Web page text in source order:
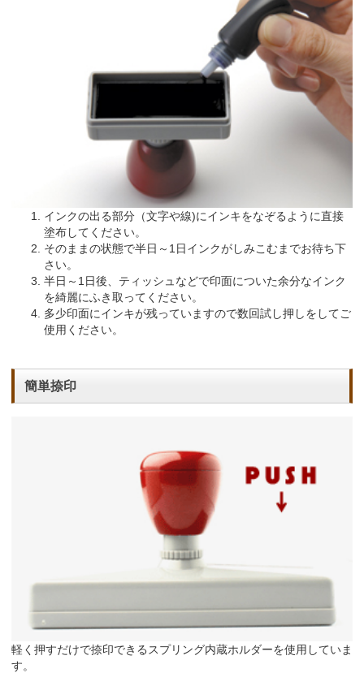
インクの出る部分（文字や線)にインキをなぞるように直接
塗布してください。
そのままの状態で半日～1日インクがしみこむまでお待ち下
さい。
半日～1日後、ティッシュなどで印面についた余分なインク
を綺麗にふき取ってください。
多少印面にインキが残っていますので数回試し押しをしてご
使用ください。
簡単捺印
軽く押すだけで捺印できるスプリング内蔵ホルダーを使用していま
す。